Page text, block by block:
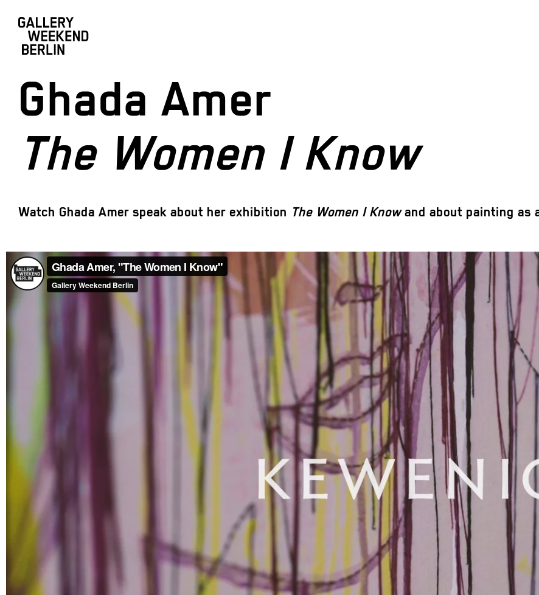
Ghada Amer
The Women I Know
Watch Ghada Amer speak about her exhibition The Women I Knowand about painting as